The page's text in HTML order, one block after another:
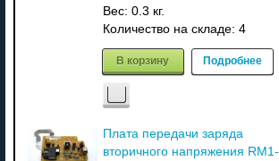
Вес: 0.3 кг.
Количество на складе: 4
В корзину Подробнее
Плата передачи заряда
вторичного напряжения RM1-